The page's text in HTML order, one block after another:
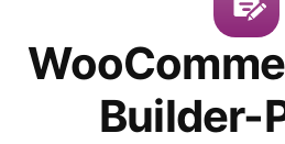
Builder-